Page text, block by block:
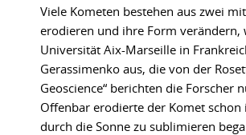
Viele Kometen bestehen aus zwei
erodieren und ihre Form verändern,
Universität Aix-Marseille in
Gerassimenko aus, die von der
Geoscience“ berichten die Forscher
Offenbar erodierte der Komet
durch die Sonne zu sublimieren